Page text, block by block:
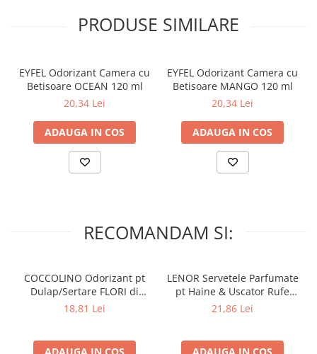
Aer Conditionat
Lumanari Parfumate
Deodorante & Parfumuri
Parfumuri
Pentru EA
Pentru EL
Pet Shop
PRODUSE SIMILARE
EYFEL Odorizant Camera cu
Betisoare OCEAN 120 ml
20,34 Lei
ADAUGA IN COS
EYFEL Odorizant Camera cu
Betisoare MANGO 120 ml
20,34 Lei
ADAUGA IN COS
RECOMANDAM SI:
COCCOLINO Odorizant pt
Dulap/Sertare FLORI di
PRIMAVERA 3 buc
18,81 Lei
ADAUGA IN COS
LENOR Servetele Parfumate
pt Haine & Uscator Rufe
SPRING AWAKENING 34 buc
21,86 Lei
ADAUGA IN COS